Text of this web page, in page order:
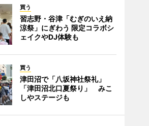
買う
習志野・谷津「むぎのいえ納
涼祭」にぎわう 限定コラボシ
ェイクやDJ体験も
買う
津田沼で「八坂神社祭礼」
「津田沼北口夏祭り」 みこ
しやステージも